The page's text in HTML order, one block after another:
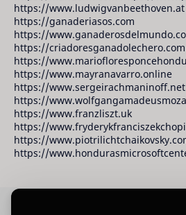
https://www.ludwigvanbeethoven.at
https://ganaderiasos.com
https://
https://criadoresganadolechero.com
https://
https://www.mayranavarro.online
https://www.sergeirachmaninoff.net
https://
https://www.franzliszt.uk
https://
https://
https://